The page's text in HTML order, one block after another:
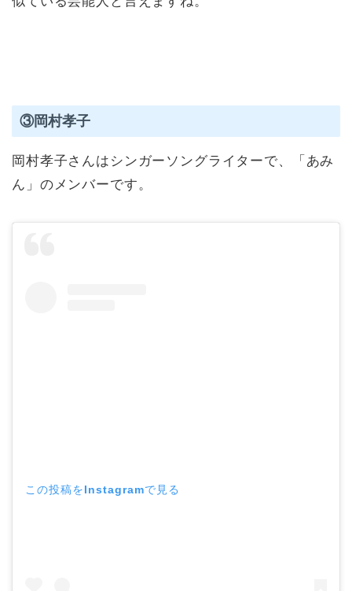
③岡村孝子
岡村孝子さんはシンガーソングライターで、「あみ
ん」のメンバーです。
この投稿をInstagramで見る